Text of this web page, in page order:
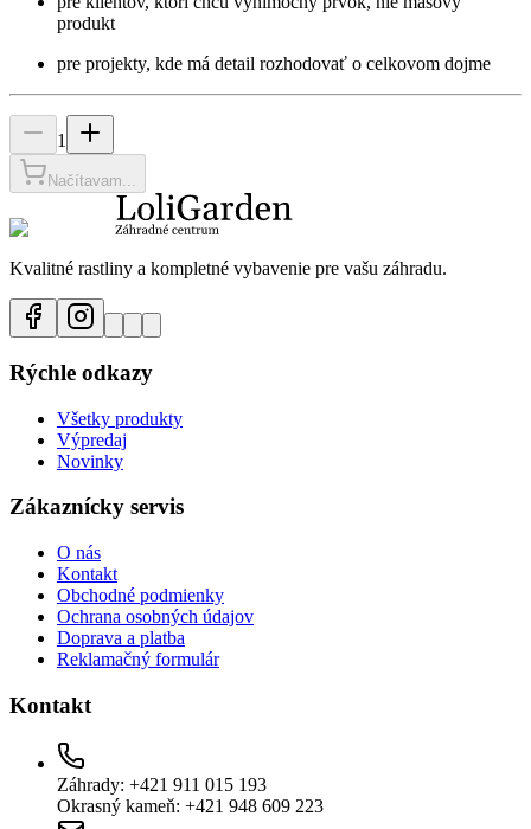
produkt
pre projekty, kde má detail rozhodovať o celkovom dojme
1
Načítavam...
Kvalitné rastliny a kompletné vybavenie pre vašu záhradu.
Rýchle odkazy
Všetky produkty
Výpredaj
Novinky
Zákaznícky servis
O nás
Kontakt
Obchodné podmienky
Ochrana osobných údajov
Doprava a platba
Reklamačný formulár
Kontakt
Záhrady: +421 911 015 193
Okrasný kameň: +421 948 609 223